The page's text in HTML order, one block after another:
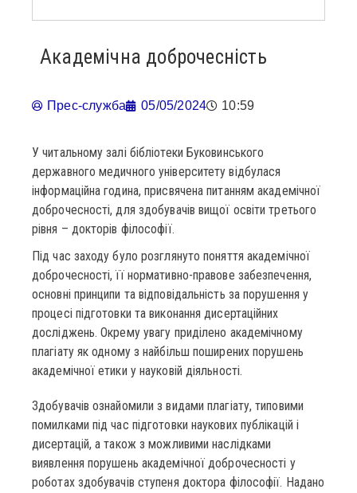
Академічна доброчесність
Прес-служба 05/05/2024 10:59
У читальному залі бібліотеки Буковинського
державного медичного університету відбулася
інформаційна година, присвячена питанням академічної
доброчесності, для здобувачів вищої освіти третього
рівня – докторів філософії.
Під час заходу було розглянуто поняття академічної
доброчесності, її нормативно-правове забезпечення,
основні принципи та відповідальність за порушення у
процесі підготовки та виконання дисертаційних
досліджень. Окрему увагу приділено академічному
плагіату як одному з найбільш поширених порушень
академічної етики у науковій діяльності.
Здобувачів ознайомили з видами плагіату, типовими
помилками під час підготовки наукових публікацій і
дисертацій, а також з можливими наслідками
виявлення порушень академічної доброчесності у
роботах здобувачів ступеня доктора філософії. Надано